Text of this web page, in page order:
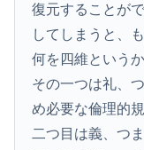
復元することが
してしまうと、
何を四維というか
その一つは礼、
め必要な倫理的
二つ目は義、つ